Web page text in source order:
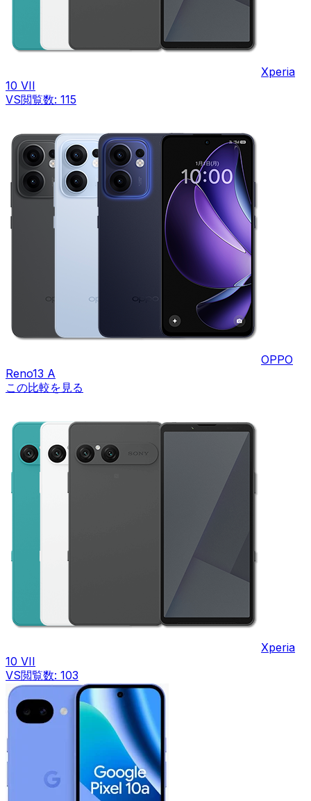
Xperia
10 VII
VS閲覧数: 115
OPPO
Reno13 A
この比較を見る
Xperia
10 VII
VS閲覧数: 103